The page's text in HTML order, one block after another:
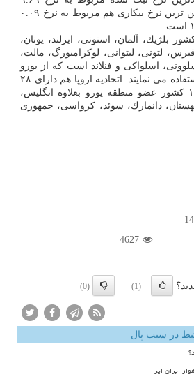
درصد ژانویه ۲۰۰۴ و پایین ترین نرخ بیكاری هم مربوط به نرخ ۰.۰۹
یورو شامل ۱۹ كشور بلژیك، آلمان، استونی، ایرلند، یونان،
قبرس، لتونی، لیتوانی، لوكزامبورگ، مالت،
اسلواكی و فنلاند است كه از یورو
بعنوان واحد پولی خود استفاده می نمایند. اتحادیه اروپا هم دارای ۲۸
عضو است كه شامل ۱۹ كشور عضو منطقه یورو بعلاوه انگلیس،
دانمارك، سوئد، كرواسی، جمهوری
4627
(1)
(0)
در سیب پال
ایران ایر